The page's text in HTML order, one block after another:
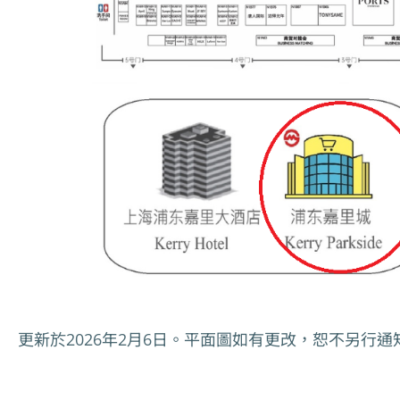
更新於2026年2月6日。平面圖如有更改，恕不另行通